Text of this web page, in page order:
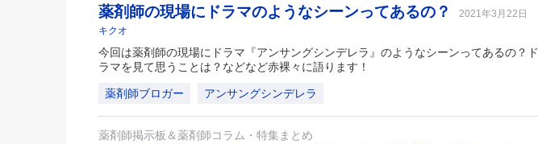
薬剤師の現場にドラマのようなシーンってあるの？
2021年3月22日
キクオ
今回は薬剤師の現場にドラマ『アンサングシンデレラ』のようなシーンってあるの？ド
ラマを見て思うことは？などなど赤裸々に語ります！
薬剤師ブロガー アンサングシンデレラ
薬剤師掲示板＆薬剤師コラム・特集まとめ